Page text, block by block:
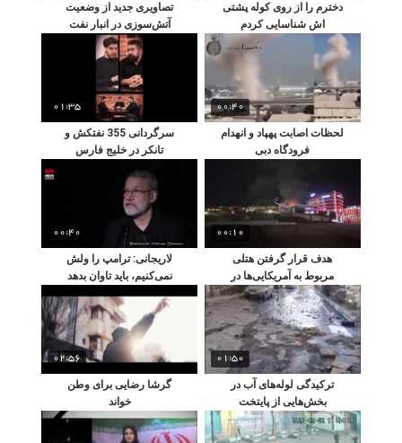
دخترم را از روی کوله پشتی
اش شناسایی کردم
تصاویری جدید از وضعیت
آتش‌سوزی در انبار نفت
شهران
00:40
لحظات اصابت پهپاد و انهدام
فرودگاه دبی
01:35
سرگردانی 355 نفتکش و
تانکر در خلیج فارس
00:10
هدف قرار گرفتن هتلی
مربوط به آمریکایی‌ها در
شمال سلیمانیه عراق
00:40
لاریجانی: ‏ترامپ را ⁧ولش
نمی‌کنیم، باید تاوان بدهد
01:50
ترکیدگی لوله‌های آب در
بخش‌هایی از پایتخت
02:56
گرشا رضایی برای وطن
خواند